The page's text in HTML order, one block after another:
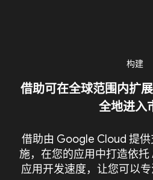
构建
借助可在全球范围内扩
全地进入
借助由 Google Cloud 提
施，在您的应用中打造依托
应用开发速度，让您可以专